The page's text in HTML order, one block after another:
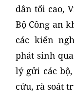
dân tối cao,
Bộ Công an
các kiến
phát sinh
lý gửi các
cứu, rà soát